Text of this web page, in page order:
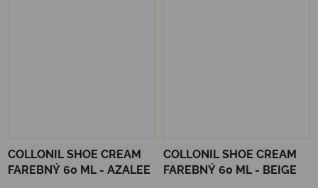
COLLONIL SHOE CREAM
FAREBNÝ 60 ML - AZALEE
COLLONIL SHOE CREAM
FAREBNÝ 60 ML - BEIGE